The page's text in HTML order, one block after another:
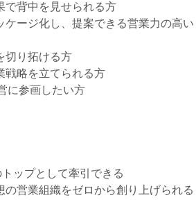
で背中を見せられる方
ケージ化し、提案できる営業力の高い
切り拓ける方
戦略を立てられる方
に参画したい方
ップとして牽引できる
の営業組織をゼロから創り上げられる